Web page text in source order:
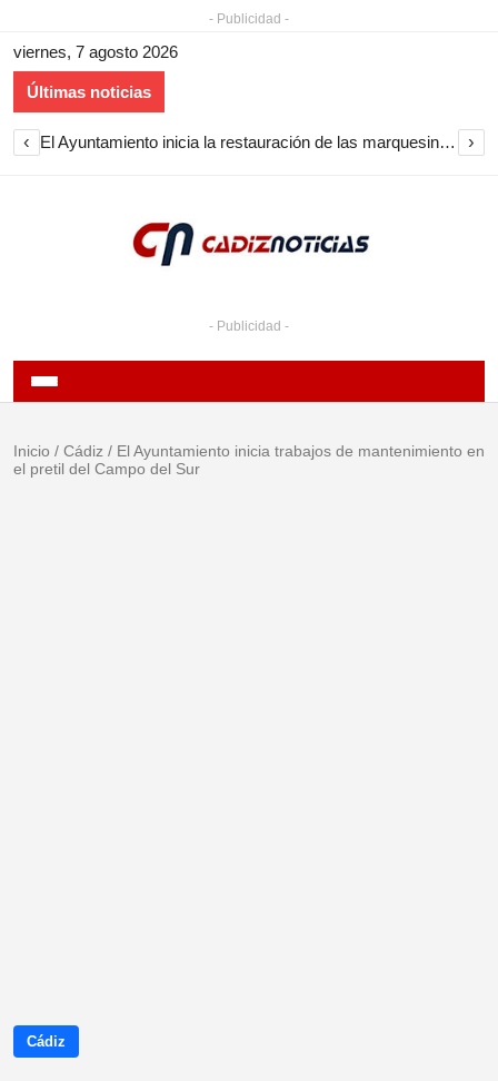
- Publicidad -
viernes, 7 agosto 2026
Últimas noticias
‹ El Ayuntamiento inicia la restauración de las marquesinas de Plaza Esteve para volver a instalarlas en el centro de Jerez ›
- Publicidad -
Inicio / Cádiz / El Ayuntamiento inicia trabajos de mantenimiento en
el pretil del Campo del Sur
Cádiz